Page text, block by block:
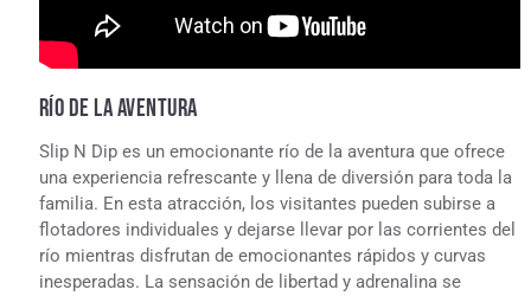
RÍO DE LA AVENTURA
Slip N Dip es un emocionante río de la aventura que ofrece
una experiencia refrescante y llena de diversión para toda la
familia. En esta atracción, los visitantes pueden subirse a
flotadores individuales y dejarse llevar por las corrientes del
río mientras disfrutan de emocionantes rápidos y curvas
inesperadas. La sensación de libertad y adrenalina se